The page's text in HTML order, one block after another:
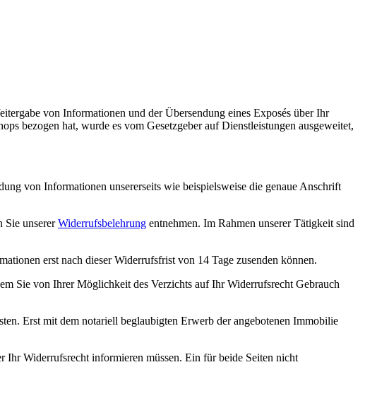
von Informationen und der Übersendung eines Exposés über Ihr
bezogen hat, wurde es vom Gesetzgeber auf Dienstleistungen ausgeweitet,
von Informationen unsererseits wie beispielsweise die genaue Anschrift
Sie unsererWiderrufsbelehrung entnehmen. Im Rahmen unserer Tätigkeit sind
erst nach dieser Widerrufsfrist von 14 Tage zusenden können.
Sie von Ihrer Möglichkeit des Verzichts auf Ihr Widerrufsrecht Gebrauch
Erst mit dem notariell beglaubigten Erwerb der angebotenen Immobilie
Ihr Widerrufsrecht informieren müssen. Ein für beide Seiten nicht